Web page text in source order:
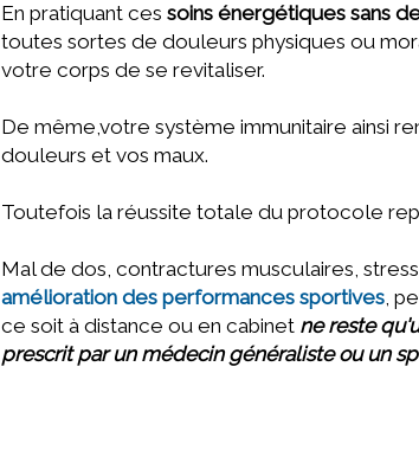
En pratiquant ces soins énergétiques sans
toutes sortes de douleurs physiques ou
votre corps de se revitaliser.
De même,votre système immunitaire ainsi
douleurs et vos maux.
Toutefois la réussite totale du protocole
Mal de dos, contractures musculaires,
amélioration des performances sportives,
ce soit à distance ou en cabinet ne reste
prescrit par un médecin généraliste ou un